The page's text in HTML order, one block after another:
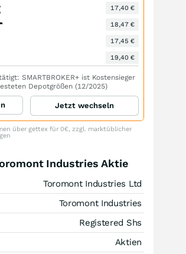
17,40 €
18,47 €
17,45 €
19,40 €
SMARTBROKER+ ist Kostensieger
Depotgrößen (12/2025)
Jetzt wechseln
über gettex für 0€, zzgl. marktüblicher
Industries Aktie
Toromont Industries Ltd
Toromont Industries
Registered Shs
Aktien